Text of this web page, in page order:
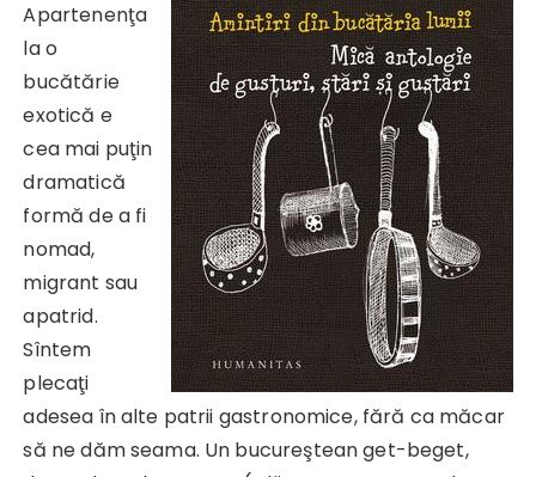
Apartenenţa
la o
bucătărie
exotică e
cea mai puţin
dramatică
formă de a fi
nomad,
migrant sau
apatrid.
Sîntem
plecaţi
adesea în alte patrii gastronomice, fără ca măcar
să ne dăm seama. Un bucureştean get-beget,